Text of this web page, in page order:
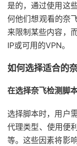
是的，通过使用这
何他们想观看的奈
来限制某些内容，
IP或可用的VPN。
如何选择适合的
在选择奈飞检测脚
选择脚本时，用户
代理类型、使用便
等。这些因素将影